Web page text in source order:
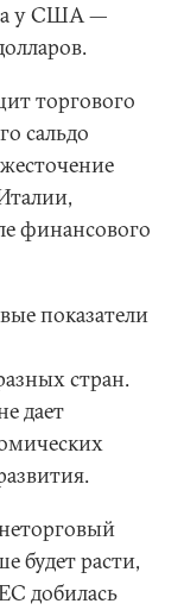
а у США —
торгового
сальдо
финансового
показатели
стран.
дает
будет расти,
добилась